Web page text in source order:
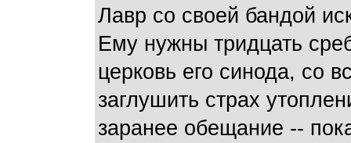
Лавр со своей бандой
Ему нужны тридцать
церковь его синода, со
заглушить страх
заранее обещание --